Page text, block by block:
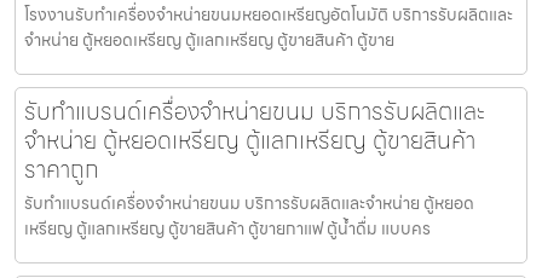
โรงงานรับทำเครื่องจำหน่ายขนมหยอดเหรียญ​​อัตโนมัติ บริการรับผลิตและ
จำหน่าย ตู้หยอดเหรียญ ตู้แลกเหรียญ ตู้ขายสินค้า ตู้ขาย
รับทำแบรนด์เครื่องจำหน่ายขนม บริการรับผลิตและ
จำหน่าย ตู้หยอดเหรียญ ตู้แลกเหรียญ ตู้ขายสินค้า
ราคาถูก
รับทำแบรนด์เครื่องจำหน่ายขนม บริการรับผลิตและจำหน่าย ตู้หยอด
เหรียญ ตู้แลกเหรียญ ตู้ขายสินค้า ตู้ขายกาแฟ ตู้น้ำดื่ม แบบคร